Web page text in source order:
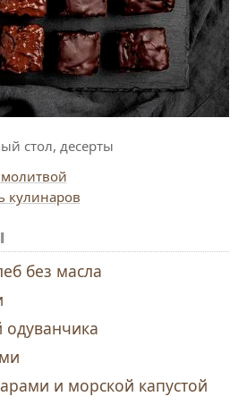
стол, десерты
кулинаров
без масла
и морской капустой